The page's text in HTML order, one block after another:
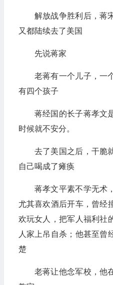
解放战争胜利后，蒋
又都陆续去了美国
先说蒋家
老蒋有一个儿子，一
有四个孩子
蒋经国的长子蒋孝文
时候就不安分。
去了美国之后，干脆
自己喝成了瘫痪
蒋孝文平素不学无术
尤其喜欢酒后开车，曾经
欢玩女人，把军人福利社
人家上吊自杀；他甚至曾
楚
老蒋让他念军校，他